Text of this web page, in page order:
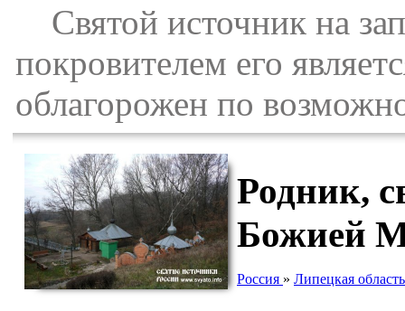
Святой источник на
покровителем его
облагорожен по
Родник,
Божией
Россия » Липецкая область